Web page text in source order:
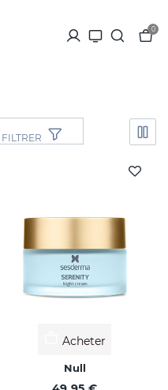
0
FILTRER
Acheter
Null